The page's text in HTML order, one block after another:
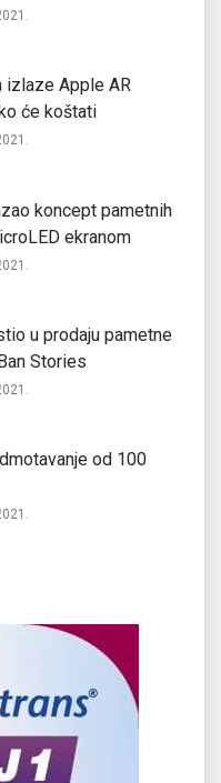
izlaze Apple AR
će koštati
koncept pametnih
ekranom
u prodaju pametne
Stories
od 100